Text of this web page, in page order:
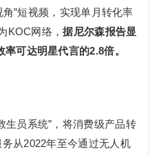
”短视频，实现单月转化率
KOC网络，据尼尔森报告显
可达明星代言的2.8倍。
生员系统”，将消费级产品转
从2022年至今通过无人机